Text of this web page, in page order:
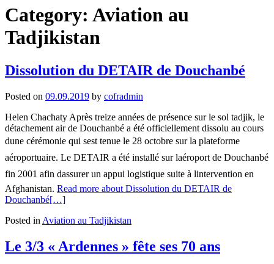
Category: Aviation au
Tadjikistan
Dissolution du DETAIR de Douchanbé
Posted on 09.09.2019 by cofradmin
Helen Chachaty Après treize années de présence sur le sol tadjik, le
détachement air de Douchanbé a été officiellement dissolu au cours
dune cérémonie qui sest tenue le 28 octobre sur la plateforme
aéroportuaire. Le DETAIR a été installé sur laéroport de Douchanbé
fin 2001 afin dassurer un appui logistique suite à lintervention en
Afghanistan. Read more about Dissolution du DETAIR de
Douchanbé[…]
Posted in Aviation au Tadjikistan
Le 3/3 « Ardennes » fête ses 70 ans